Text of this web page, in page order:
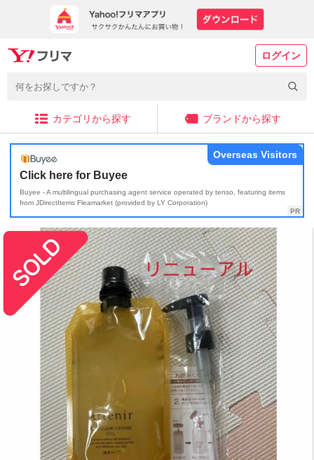
ログイン
カテゴリから探す ブランドから探す
Click here for Buyee
Buyee - A multilingual purchasing agent service operated by tenso, featuring items
from JDirectItems Fleamarket (provided by LY Corporation)
Overseas Visitors